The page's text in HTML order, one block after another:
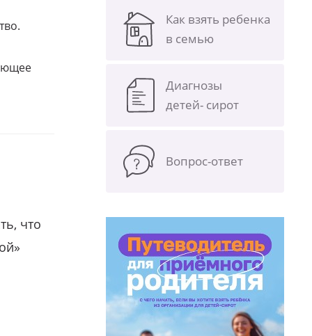
что
Как взять ребенка
в семью
Диагнозы
детей- сирот
Вопрос-ответ